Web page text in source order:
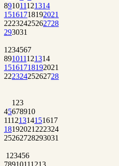
891011121314
15161718192021
22232425262728
293031
1 234567
891011121314
15161718192021
22232425262728
1 23
45678910
11121314151617
18192021 222324
25262728293031
1 23456
78910111213